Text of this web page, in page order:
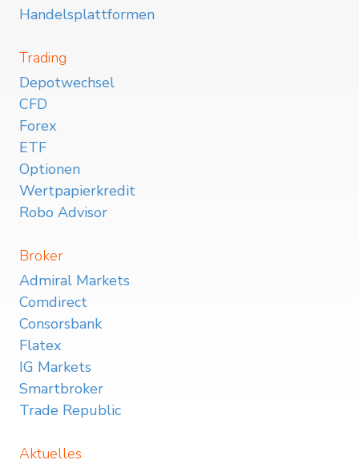
Handelsplattformen
Trading
Depotwechsel
CFD
Forex
ETF
Optionen
Wertpapierkredit
Robo Advisor
Broker
Admiral Markets
Comdirect
Consorsbank
Flatex
IG Markets
Smartbroker
Trade Republic
Aktuelles